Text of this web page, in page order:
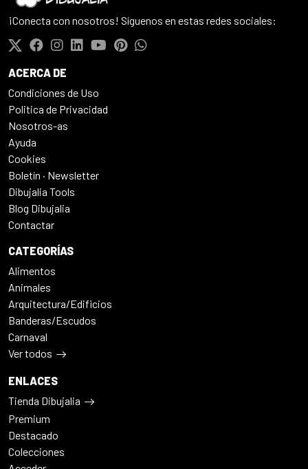
¡Conecta con nosotros! Síguenos en estas redes sociales:
ACERCA DE
Condiciones de Uso
Politica de Privacidad
Nosotros-as
Ayuda
Cookies
Boletín · Newsletter
Dibujalia Tools
Blog Dibujalia
Contactar
CATEGORÍAS
Alimentos
Animales
Arquitectura/Edificios
Banderas/Escudos
Carnaval
Ver todos
ENLACES
Tienda Dibujalia
Premium
Destacado
Colecciones